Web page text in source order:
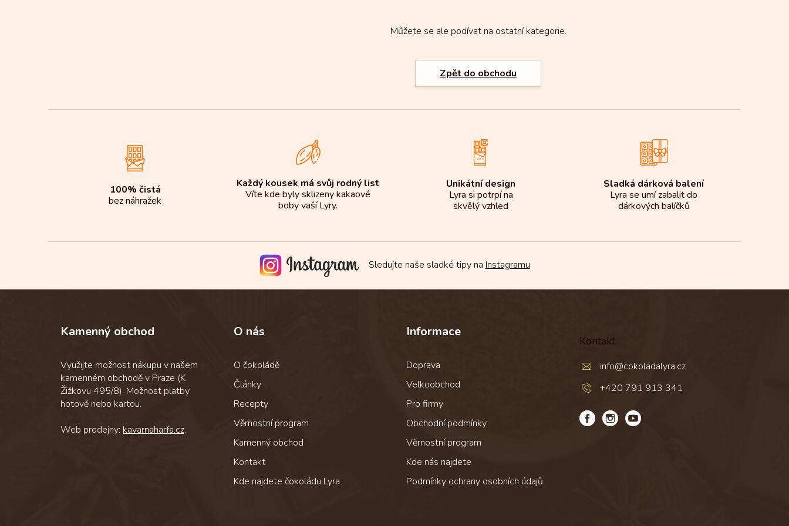
Můžete se ale podívat na ostatní kategorie.
Zpět do obchodu
100% čistá
bez náhražek
Každý kousek má svůj rodný list
Víte kde byly sklizeny kakaové
boby vaší Lyry.
Unikátní design
Lyra si potrpí na
skvělý vzhled
Sladká dárková balení
Lyra se umí zabalit do
dárkových balíčků
Sledujte naše sladké tipy na Instagramu
Kamenný obchod
Využijte možnost nákupu v našem
kamenném obchodě v Praze (K
Žižkovu 495/8). Možnost platby
hotově nebo kartou.
Web prodejny: kavarnaharfa.cz.
O nás
O čokoládě
Články
Recepty
Věrnostní program
Kamenný obchod
Kontakt
Kde najdete čokoládu Lyra
Informace
Doprava
Velkoobchod
Pro firmy
Obchodní podmínky
Věrnostní program
Kde nás najdete
Podmínky ochrany osobních údajů
Kontakt
info@cokoladalyra.cz
+420 791 913 341